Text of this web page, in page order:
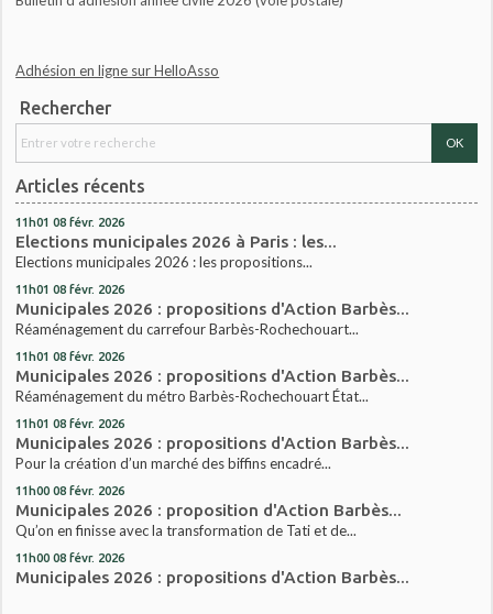
Adhésion en ligne sur HelloAsso
Rechercher
Articles récents
11h01 08 févr. 2026
Elections municipales 2026 à Paris : les...
Elections municipales 2026 : les propositions...
11h01 08 févr. 2026
Municipales 2026 : propositions d'Action Barbès...
Réaménagement du carrefour Barbès-Rochechouart...
11h01 08 févr. 2026
Municipales 2026 : propositions d'Action Barbès...
Réaménagement du métro Barbès-Rochechouart État...
11h01 08 févr. 2026
Municipales 2026 : propositions d'Action Barbès...
Pour la création d’un marché des biffins encadré...
11h00 08 févr. 2026
Municipales 2026 : proposition d'Action Barbès...
Qu’on en finisse avec la transformation de Tati et de...
11h00 08 févr. 2026
Municipales 2026 : propositions d'Action Barbès...